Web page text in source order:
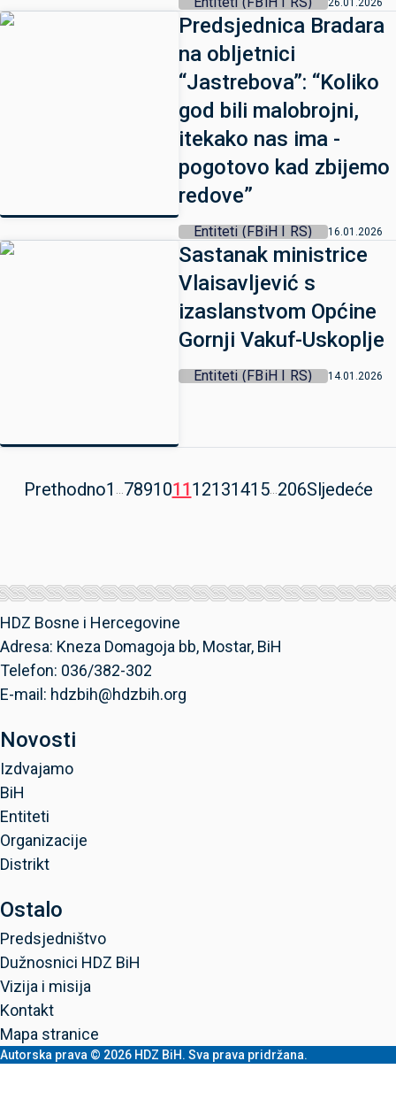
26.01.2026
Predsjednica Bradara
na obljetnici
“Jastrebova”: “Koliko
god bili malobrojni,
itekako nas ima -
pogotovo kad zbijemo
redove”
Entiteti (FBiH I RS) 16.01.2026
Sastanak ministrice
Vlaisavljević s
izaslanstvom Općine
Gornji Vakuf-Uskoplje
Entiteti (FBiH I RS) 14.01.2026
Prethodno1 789101112131415... 206Sljedeće
HDZ Bosne i Hercegovine
Adresa: Kneza Domagoja bb, Mostar, BiH
Telefon: 036/382-302
E-mail: hdzbih@hdzbih.org
Novosti
Izdvajamo
BiH
Entiteti
Organizacije
Distrikt
Ostalo
Predsjedništvo
Dužnosnici HDZ BiH
Vizija i misija
Kontakt
Mapa stranice
Autorska prava © 2026 HDZ BiH. Sva prava pridržana.